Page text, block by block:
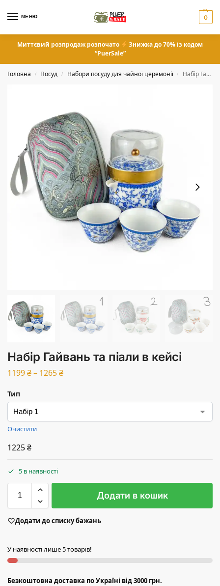
МЕНЮ 0
Миттєвий розпродаж розпочато
Знижка до 70% із кодом
“PuerSale”
Головна / Посуд / Набори посуду для чайної церемонії / Набір Гайвань та піали в кейсі
Набір Гайвань та піали в кейсі
1199₴– 1265₴
Тип
Очистити
1225₴
5 в наявності
Додати в кошик
Додати до списку бажань
У наявності лише 5 товарів!
Безкоштовна доставка по Україні від 3000 грн.